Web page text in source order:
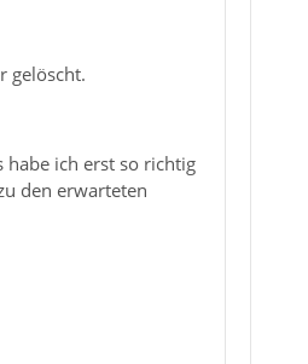
gelöscht.
ich erst so richtig
den erwarteten